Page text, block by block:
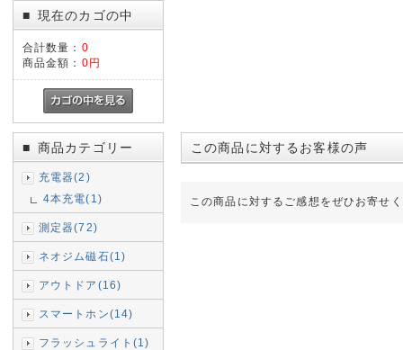
■ 現在のカゴの中
合計数量： 0
商品金額： 0円
■ 商品カテゴリー
充電器(2)
4本充電(1)
測定器(72)
ネオジム磁石(1)
アウトドア(16)
スマートホン(14)
フラッシュライト(1)
この商品に対するお客様の声
この商品に対するご感想をぜひお寄せ